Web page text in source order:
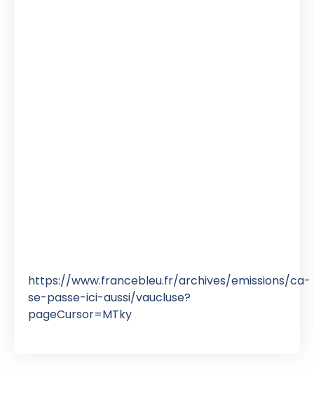
https://www.francebleu.fr/archives/emissions/ca-
se-passe-ici-aussi/vaucluse?
pageCursor=MTky